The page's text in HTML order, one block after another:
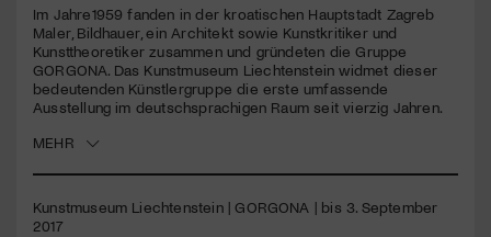
Im Jahre1959 fanden in der kroatischen Hauptstadt Zagreb
Maler, Bildhauer, ein Architekt sowie Kunstkritiker und
Kunsttheoretiker zusammen und gründeten die Gruppe
GORGONA. Das Kunstmuseum Liechtenstein widmet dieser
bedeutenden Künstlergruppe die erste umfassende
Ausstellung im deutschsprachigen Raum seit vierzig Jahren.
MEHR
Kunstmuseum Liechtenstein |GORGONA | bis 3. September
2017
Engagiere dich als Kulturliebhaber:in, Kulturschaffende(r) oder
Kulturinstitution und unterstütze unsere Arbeit.
Mit deiner Mitgliedschaft erhältst du kostenlosen Zugang zu
diversen Kulturevents.